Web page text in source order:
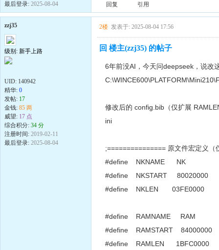
最后登录: 2025-08-04 回复 引用
zzj35
级别: 新手上路
UID: 140942
精华: 0
发帖: 17
金钱: 85 两
威望: 17 点
综合积分: 34 分
注册时间: 2019-02-11
最后登录: 2025-08-04
2楼 发表于: 2025-08-04 17:56
回 楼主(zzj35) 的帖子
6年前没AI，今天问deepseek，说改
修改后的 config.bib（仅扩展
ini
;=============== 原文件宏定义
#define NKNAME NK
#define NKSTART 80020000
#define NKLEN 03FE0000
#define RAMNAME RAM
#define RAMSTART 84000000
#define RAMLEN 1BFC0000